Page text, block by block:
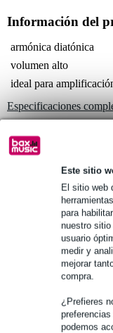
Este sitio
El sitio web
para
nuestro sitio
usuario
medir y
mejorar
compra.
¿Prefieres
podemos
Información del
armónica diatónica
volumen alto
ideal para
Especificaciones
Véase también (1)